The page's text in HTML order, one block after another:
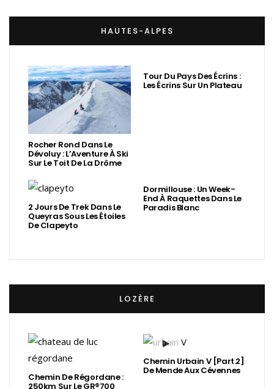
HAUTES-ALPES
Rocher Rond Dans Le
Dévoluy : L’Aventure À Ski
Sur Le Toit De La Drôme
Tour Du Pays Des Écrins :
Les Écrins Sur Un Plateau
2 Jours De Trek Dans Le
Queyras Sous Les Étoiles
De Clapeyto
Dormillouse : Un Week-
End À Raquettes Dans Le
Paradis Blanc
LOZÈRE
Chemin De Régordane :
250km Sur Le GR®700
Chemin Urbain V [Part.2]
De Mende Aux Cévennes